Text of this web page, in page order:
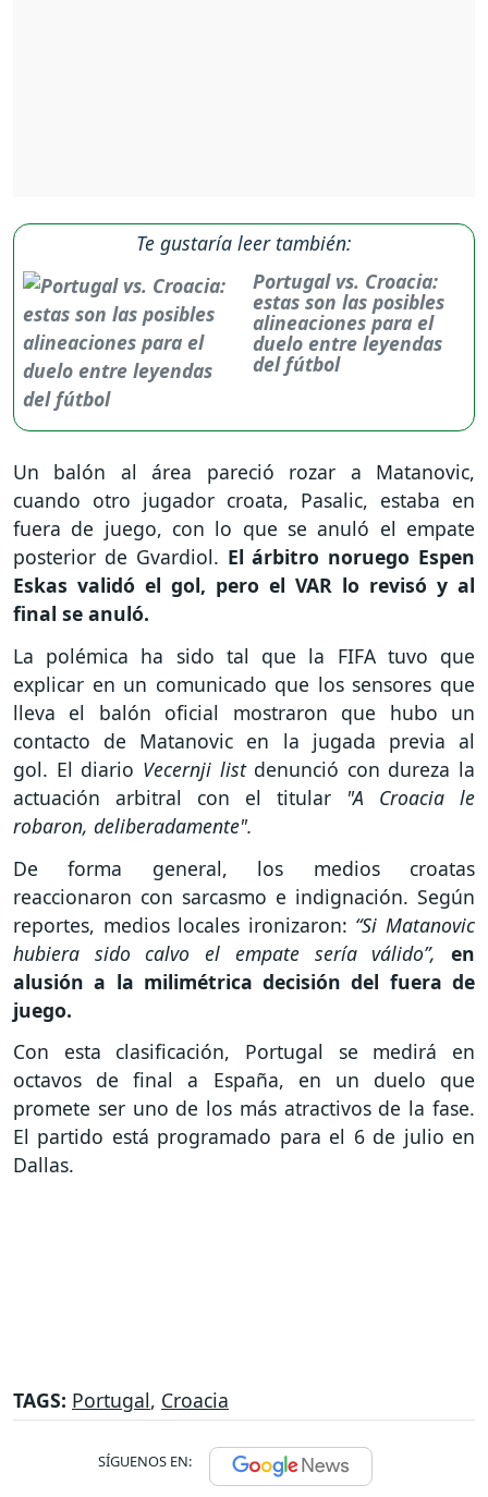
Te gustaría leer también:
Portugal vs. Croacia:
estas son las posibles
alineaciones para el
duelo entre leyendas
del fútbol
Un balón al área pareció rozar a Matanovic,
cuando otro jugador croata, Pasalic, estaba en
fuera de juego, con lo que se anuló el empate
posterior de Gvardiol. El árbitro noruego Espen
Eskas validó el gol, pero el VAR lo revisó y al
final se anuló.
La polémica ha sido tal que la FIFA tuvo que
explicar en un comunicado que los sensores que
lleva el balón oficial mostraron que hubo un
contacto de Matanovic en la jugada previa al
gol. El diario Vecernji listdenunció con dureza la
actuación arbitral con el titular "A Croacia le
robaron, deliberadamente".
De forma general, los medios croatas
reaccionaron con sarcasmo e indignación. Según
reportes, medios locales ironizaron: “Si Matanovic
hubiera sido calvo el empate sería válido”,
en
alusión a la milimétrica decisión del fuera de
juego.
Con esta clasificación, Portugal se medirá en
octavos de final a España, en un duelo que
promete ser uno de los más atractivos de la fase.
El partido está programado para el 6 de julio en
Dallas.
TAGS: Portugal, Croacia
SÍGUENOS EN: